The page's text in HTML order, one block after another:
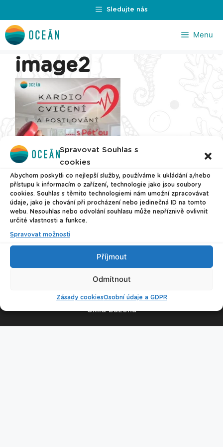
Spravovat Souhlas s
cookies
Abychom poskytli co nejlepší služby, používáme k ukládání a/nebo
přístupu k informacím o zařízení, technologie jako jsou soubory
cookies. Souhlas s těmito technologiemi nám umožní zpracovávat
údaje, jako je chování při procházení nebo jedinečná ID na tomto
webu. Nesouhlas nebo odvolání souhlasu může nepříznivě ovlivnit
určité vlastnosti a funkce.
Spravovat možnosti
Příjmout
Odmítnout
Zásady cookiesOsobní údaje a GDPR
na
obsah
Sledujte nás
Menu
image2
© 2026 Plavecké centrum Oceán
Úklid bazénu